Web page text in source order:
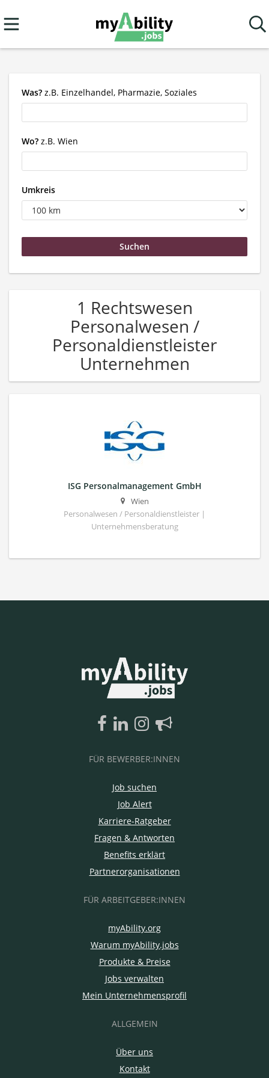
Was? z.B. Einzelhandel, Pharmazie, Soziales
Wo? z.B. Wien
Umkreis
1 Rechtswesen
Personalwesen /
Personaldienstleister
Unternehmen
ISG Personalmanagement GmbH
Wien
Personalwesen / Personaldienstleister |
Unternehmensberatung
FÜR BEWERBER:INNEN
Job suchen
Job Alert
Karriere-Ratgeber
Fragen & Antworten
Benefits erklärt
Partnerorganisationen
FÜR ARBEITGEBER:INNEN
myAbility.org
Warum myAbility.jobs
Produkte & Preise
Jobs verwalten
Mein Unternehmensprofil
ALLGEMEIN
Über uns
Kontakt